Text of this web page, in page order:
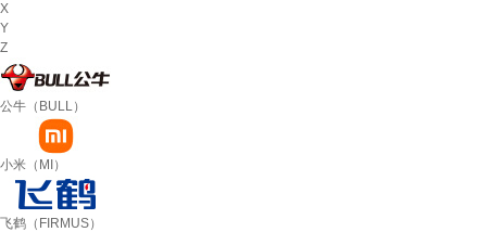
X
Y
Z
公牛（BULL）
小米（MI）
飞鹤（FIRMUS）